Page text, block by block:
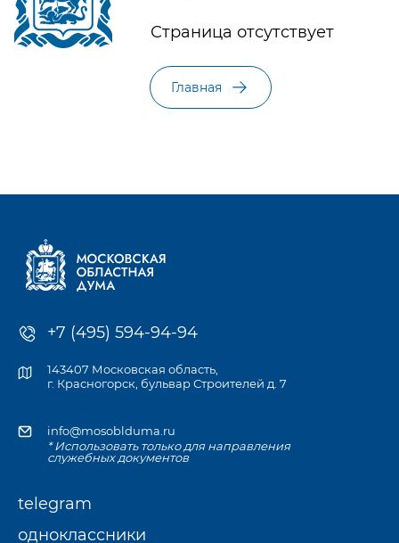
Страница отсутствует
Главная
+7 (495) 594-94-94
143407 Московская область,
г. Красногорск, бульвар Строителей д. 7
info@mosoblduma.ru
* Использовать только для направления
служебных документов
telegram
одноклассники
Единый контакт-центр
Московской областной Думы
8 (495) 594-94-94
приёмной Думы.